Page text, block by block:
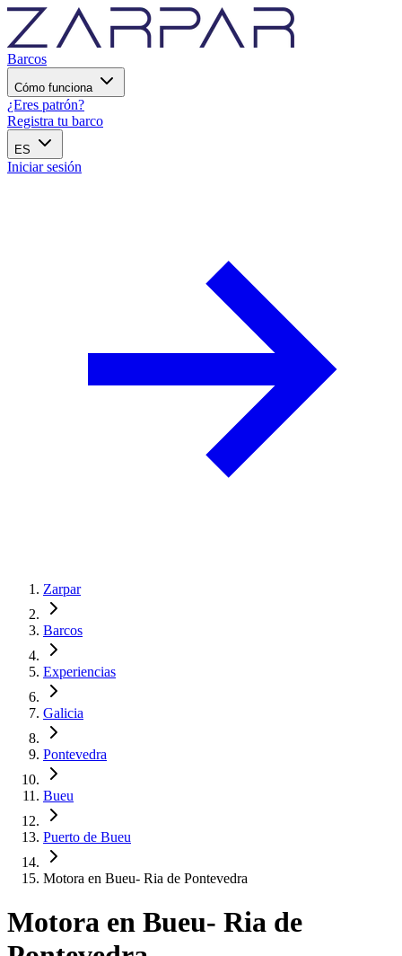
Barcos
Cómo funciona
¿Eres patrón?
Registra tu barco
ES
Iniciar sesión
Zarpar
Barcos
Experiencias
Galicia
Pontevedra
Bueu
Puerto de Bueu
Motora en Bueu- Ria de Pontevedra
Motora en Bueu- Ria de